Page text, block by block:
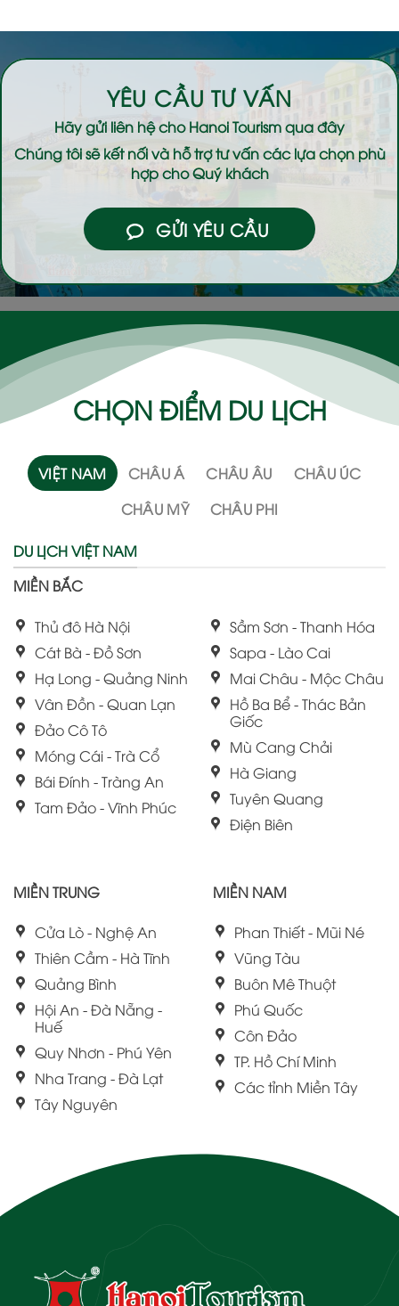
YÊU CẦU TƯ VẤN
Hãy gửi liên hệ choHanoi Tourismqua đây
Chúng tôi sẽ kết nối và hỗ trợ tư vấn các lựa chọn phù
hợp cho Quý khách
GỬI YÊU CẦU
CHỌN ĐIỂM DU LỊCH
VIỆT NAM CHÂU Á CHÂU ÂU
CHÂU ÚC
CHÂU MỸ
CHÂU PHI
DU LỊCH VIỆT NAM
MIỀN BẮC
Thủ đô Hà Nội
Cát Bà - Đồ Sơn
Hạ Long - Quảng Ninh
Vân Đồn - Quan Lạn
Đảo Cô Tô
Móng Cái - Trà Cổ
Bái Đính - Tràng An
Tam Đảo - Vĩnh Phúc
Sầm Sơn - Thanh Hóa
Sapa - Lào Cai
Mai Châu - Mộc Châu
Hồ Ba Bể - Thác Bản
Giốc
Mù Cang Chải
Hà Giang
Tuyên Quang
Điện Biên
MIỀN TRUNG
Cửa Lò - Nghệ An
Thiên Cầm - Hà Tĩnh
Quảng Bình
Hội An - Đà Nẵng -
Huế
Quy Nhơn - Phú Yên
Nha Trang - Đà Lạt
Tây Nguyên
MIỀN NAM
Phan Thiết - Mũi Né
Vũng Tàu
Buôn Mê Thuột
Phú Quốc
Côn Đảo
TP. Hồ Chí Minh
Các tỉnh Miền Tây